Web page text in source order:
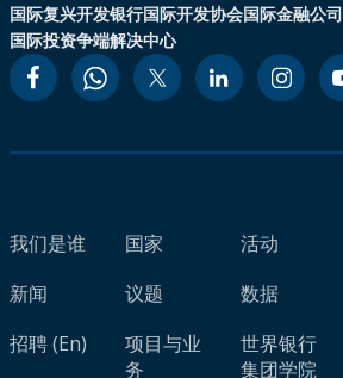
国际复兴开发银行国际开发协会国际金融公司
国际投资争端解决中心
我们是谁
新闻
招聘 (En)
国家
议题
项目与业
务
活动
数据
世界银行
集团学院